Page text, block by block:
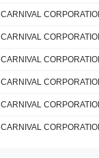
CARNIVAL
CARNIVAL
CARNIVAL
CARNIVAL
CARNIVAL